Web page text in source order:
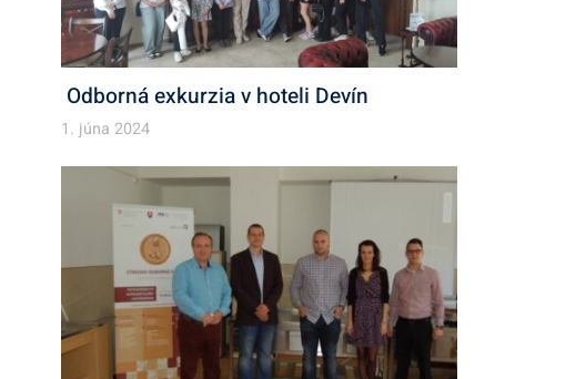
Odborná exkurzia v hoteli Devín
1. júna 2024